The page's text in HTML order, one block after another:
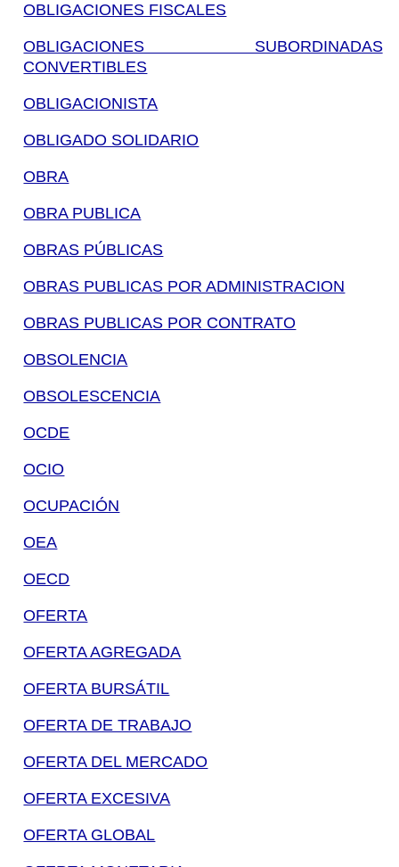
OBLIGACIONES FISCALES
OBLIGACIONES SUBORDINADAS
CONVERTIBLES
OBLIGACIONISTA
OBLIGADO SOLIDARIO
OBRA
OBRA PUBLICA
OBRAS PÚBLICAS
OBRAS PUBLICAS POR ADMINISTRACION
OBRAS PUBLICAS POR CONTRATO
OBSOLENCIA
OBSOLESCENCIA
OCDE
OCIO
OCUPACIÓN
OEA
OECD
OFERTA
OFERTA AGREGADA
OFERTA BURSÁTIL
OFERTA DE TRABAJO
OFERTA DEL MERCADO
OFERTA EXCESIVA
OFERTA GLOBAL